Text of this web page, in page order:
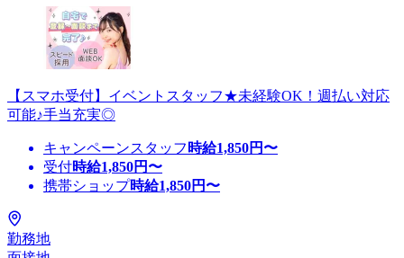
【スマホ受付】イベントスタッフ★未経験OK！週払い対応
可能♪手当充実◎
キャンペーンスタッフ 時給1,850円〜
受付時給1,850円〜
携帯ショップ時給1,850円〜
勤務地